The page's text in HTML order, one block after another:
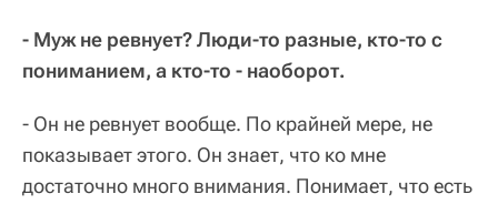
- Муж не ревнует? Люди-то разные, кто-то с
пониманием, а кто-то - наоборот.
- Он не ревнует вообще. По крайней мере, не
показывает этого. Он знает, что ко мне
достаточно много внимания. Понимает, что есть